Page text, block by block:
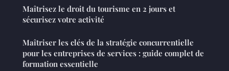
Maîtrisez le droit du tourisme en 2 jours et
sécurisez votre activité
Maîtriser les clés de la stratégie concurrentielle
pour les entreprises de services : guide complet de
formation essentielle